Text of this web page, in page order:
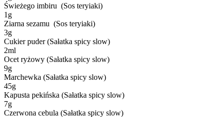
Świeżego imbiru (Sos teryiaki)
1 g
Ziarna sezamu (Sos teryiaki)
3g
Cukier puder (Sałatka spicy slow)
2ml
Ocet ryżowy (Sałatka spicy slow)
9g
Marchewka (Sałatka spicy slow)
45g
Kapusta pekińska (Sałatka spicy slow)
7g
Czerwona cebula (Sałatka spicy slow)